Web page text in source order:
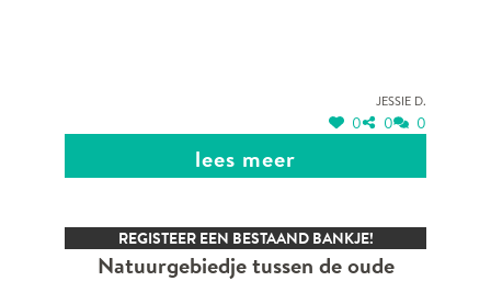
Jessie D.
0 0 0
lees meer
REGISTEER EEN BESTAAND BANKJE!
Natuurgebiedje tussen de oude